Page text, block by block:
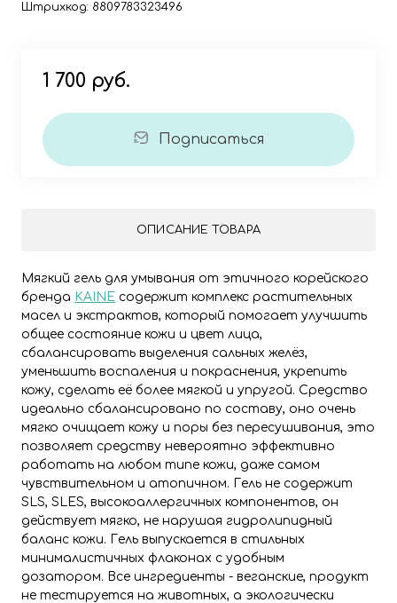
Штрихкод: 8809783323496
1 700 руб.
Подписаться
ОПИСАНИЕ ТОВАРА
Мягкий гель для умывания от этичного корейского
бренда KAINE содержит комплекс растительных
масел и экстрактов, который помогает улучшить
общее состояние кожи и цвет лица,
сбалансировать выделения сальных желёз,
уменьшить воспаления и покраснения, укрепить
кожу, сделать её более мягкой и упругой. Средство
идеально сбалансировано по составу, оно очень
мягко очищает кожу и поры без пересушивания, это
позволяет средству невероятно эффективно
работать на любом типе кожи, даже самом
чувствительном и атопичном. Гель не содержит
SLS, SLES, высокоаллергичных компонентов, он
действует мягко, не нарушая гидролипидный
баланс кожи. Гель выпускается в стильных
минималистичных флаконах с удобным
дозатором. Все ингредиенты - веганские, продукт
не тестируется на животных, а экологически